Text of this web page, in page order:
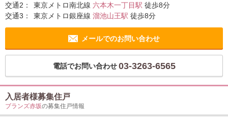
交通2：
東京メトロ南北線 六本木一丁目駅 徒歩8分
交通3：
東京メトロ銀座線 溜池山王駅 徒歩8分
メールでのお問い合わせ
電話でお問い合わせ 03-3263-6565
入居者様募集住戸
ブランズ赤坂の募集住戸情報